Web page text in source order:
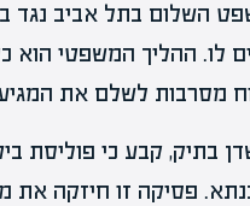
השלום בתל אביב נגד
לו. ההליך המשפטי הוא
מסרבות לשלם את
בתיק, קבע כי פוליסת
פסיקה זו חיזקה